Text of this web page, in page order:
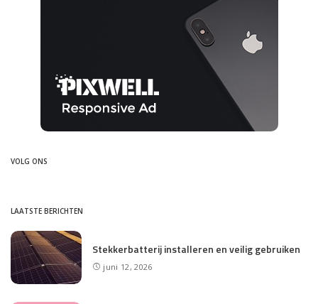
VOLG ONS
LAATSTE BERICHTEN
Stekkerbatterij installeren en veilig gebruiken
juni 12, 2026